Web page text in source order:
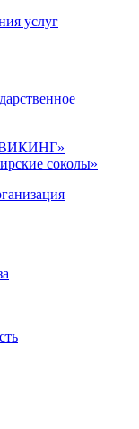
услуг
соколы»